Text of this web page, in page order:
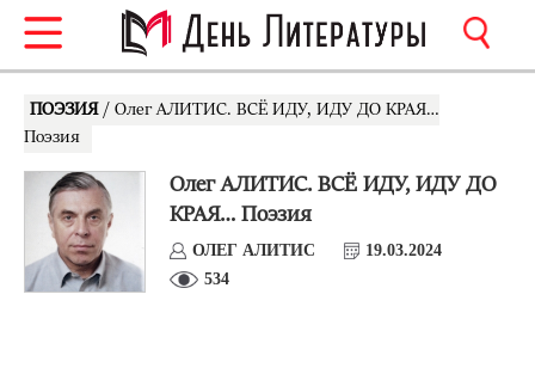
ПОЭЗИЯ / Олег АЛИТИС. ВСЁ ИДУ, ИДУ ДО КРАЯ…
Поэзия
Олег АЛИТИС. ВСЁ ИДУ, ИДУ ДО
КРАЯ… Поэзия
ОЛЕГ АЛИТИС
19.03.2024
534